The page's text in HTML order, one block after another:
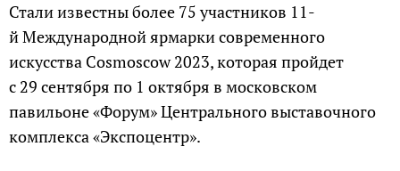
Стали известны более 75 участников 11-
й Международной ярмарки современного
искусства Cosmoscow 2023, которая пройдет
с 29 сентября по 1 октября в московском
павильоне «Форум» Центрального выставочного
комплекса «Экспоцентр».